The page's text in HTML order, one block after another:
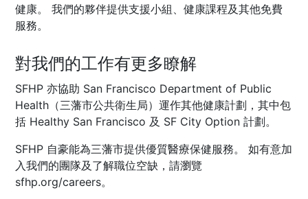
健康。 我們的夥伴提供支援小組、健康課程及其他免費
服務。
對我們的工作有更多瞭解
SFHP 亦協助 San Francisco Department of Public
Health （三藩市公共衛生局）運作其他健康計劃，其中包
括 Healthy San Francisco 及 SF City Option 計劃。
SFHP 自豪能為三藩市提供優質醫療保健服務。 如有意加
入我們的團隊及了解職位空缺，請瀏覽
sfhp.org/careers。